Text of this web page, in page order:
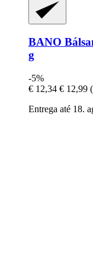
BANO
g
-5%
€ 12,34 € 12,99
Entrega até 18.